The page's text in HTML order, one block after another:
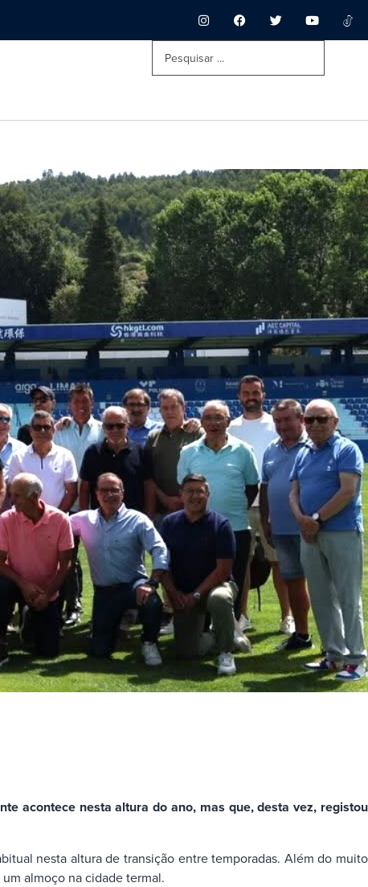
acontece nesta altura do ano, mas que, desta vez, registou
nesta altura de transição entre temporadas. Além do muito
almoço na cidade termal.